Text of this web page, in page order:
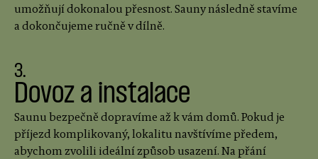
umožňují dokonalou přesnost. Sauny následně stavíme
a dokončujeme ručně v dílně.
3.
Dovoz a instalace
Saunu bezpečně dopravíme až k vám domů. Pokud je
příjezd komplikovaný, lokalitu navštívíme předem,
abychom zvolili ideální způsob usazení. Na přání